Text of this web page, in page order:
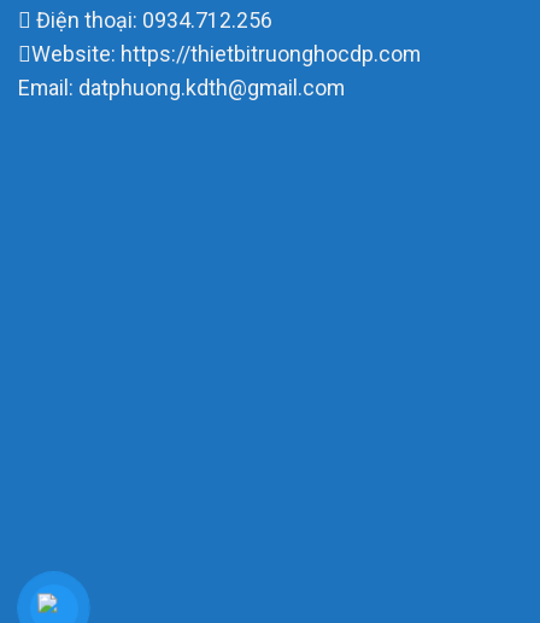
Điện thoại: 0934.712.256
Website: https://thietbitruonghocdp.com
Email: datphuong.kdth@gmail.com